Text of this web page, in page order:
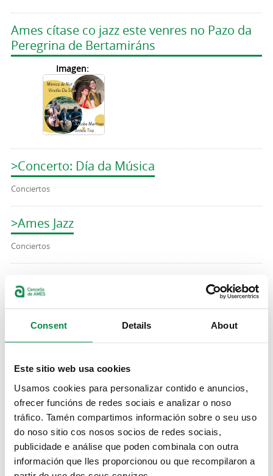
Consent Details About
Este sitio web usa cookies
Usamos cookies para personalizar contido e anuncios,
ofrecer funcións de redes sociais e analizar o noso
tráfico. Tamén compartimos información sobre o seu uso
do noso sitio cos nosos socios de redes sociais,
publicidade e análise que poden combinala con outra
información que lles proporcionou ou que recompilaron a
Ames cítase co jazz este venres no Pazo da
Peregrina de Bertamiráns
Imagen:
>Concerto: Día da Música
Conciertos
>Ames Jazz
Conciertos
Centos de persoas encheron a Ponte
Imagen:
Páginas
« primera ‹ anterior … 4 5 6 7 8 9 10 11